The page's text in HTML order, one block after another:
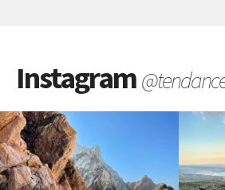
Instagram